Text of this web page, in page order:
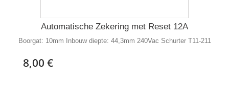
Automatische Zekering met Reset 12A
Boorgat: 10mm Inbouw diepte: 44,3mm 240Vac Schurter T11-211
8,00 €